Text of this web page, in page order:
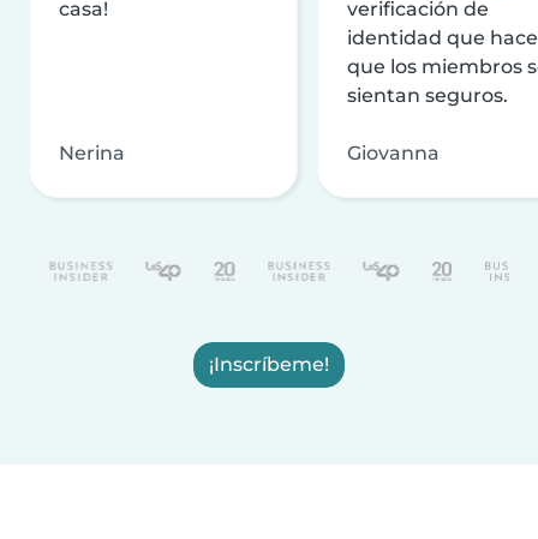
casa!
Nerina
verificación de
identidad que
que los miembros
sientan seguros.
Giovanna
¡Inscríbeme!